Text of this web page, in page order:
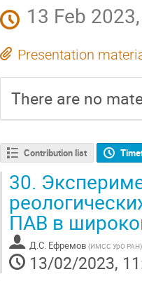
13 Feb
Presentation
There are no
Contribution list
30.
ПАВ в
Д.С. Ефремов (ИМСС УрО РАН)
13/02/2023,